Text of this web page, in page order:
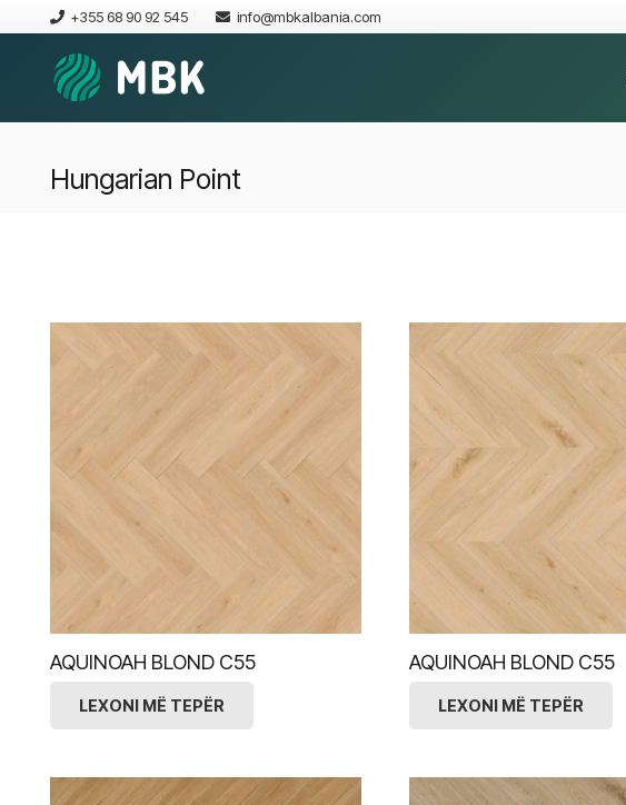
+355 68 90 92 545 info@mbkalbania.com
Hungarian Point
AQUINOAH BLOND C55
LEXONI MË TEPËR
AQUINOAH BLOND C55
LEXONI MË TEPËR